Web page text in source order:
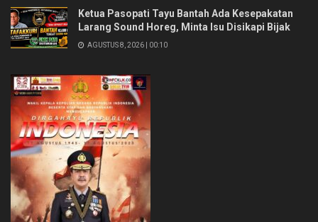
Ketua Pasopati Tayu Bantah Ada Kesepakatan
Larang Sound Horeg, Minta Isu Disikapi Bijak
AGUSTUS 8, 2026 | 00:10